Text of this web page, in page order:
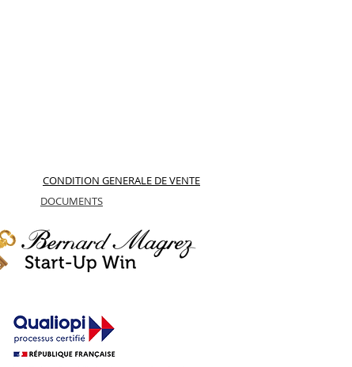
CONDITION GENERALE DE VENTE
DOCUMENTS